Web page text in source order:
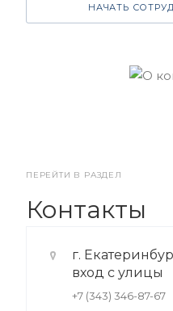
НАЧАТЬ
ПЕРЕЙТИ В РАЗДЕЛ
Контакты
г.
вход с улицы
+7 (343) 346-87-67